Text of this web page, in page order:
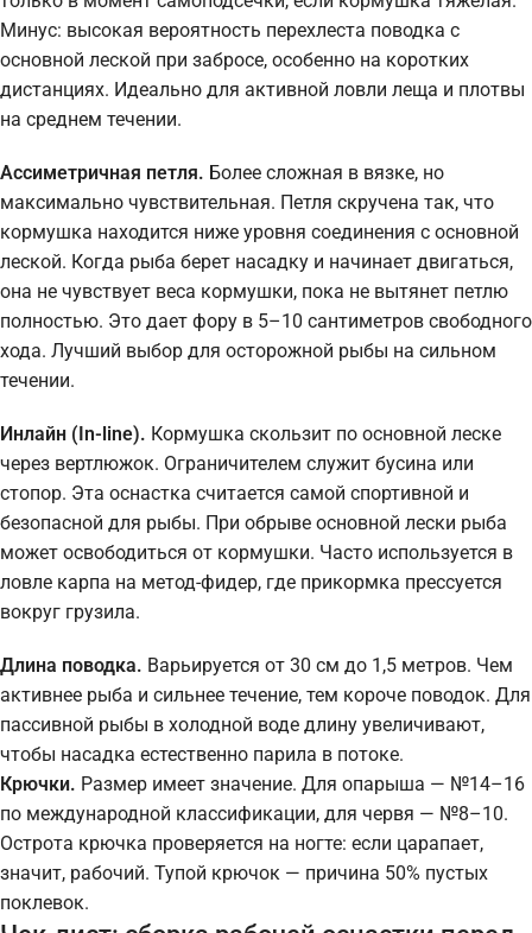
Минус: высокая вероятность перехлеста поводка с
основной леской при забросе, особенно на коротких
дистанциях. Идеально для активной ловли леща и плотвы
на среднем течении.
Ассиметричная петля. Более сложная в вязке, но
максимально чувствительная. Петля скручена так, что
кормушка находится ниже уровня соединения с основной
леской. Когда рыба берет насадку и начинает двигаться,
она не чувствует веса кормушки, пока не вытянет петлю
полностью. Это дает фору в 5–10 сантиметров свободного
хода. Лучший выбор для осторожной рыбы на сильном
течении.
Инлайн (In-line). Кормушка скользит по основной леске
через вертлюжок. Ограничителем служит бусина или
стопор. Эта оснастка считается самой спортивной и
безопасной для рыбы. При обрыве основной лески рыба
может освободиться от кормушки. Часто используется в
ловле карпа на метод-фидер, где прикормка прессуется
вокруг грузила.
Длина поводка. Варьируется от 30 см до 1,5 метров. Чем
активнее рыба и сильнее течение, тем короче поводок. Для
пассивной рыбы в холодной воде длину увеличивают,
чтобы насадка естественно парила в потоке.
Крючки. Размер имеет значение. Для опарыша — №14–16
по международной классификации, для червя — №8–10.
Острота крючка проверяется на ногте: если царапает,
значит, рабочий. Тупой крючок — причина 50% пустых
поклевок.